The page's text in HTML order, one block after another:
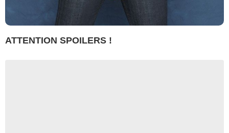
ATTENTION SPOILERS !